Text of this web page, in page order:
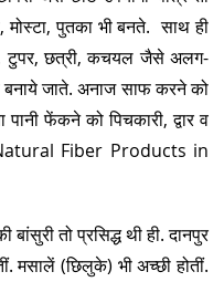
पुतका भी बनते. साथ ही
टुपर, छत्री, कचयल जैसे अलग-
बनाये जाते. अनाज साफ करने को
फेंकने को पिचकारी, द्वार व
Fiber Products in
तो प्रसिद्ध थी ही. दानपुर
मसालें (छिलुके) भी अच्छी होतीं.